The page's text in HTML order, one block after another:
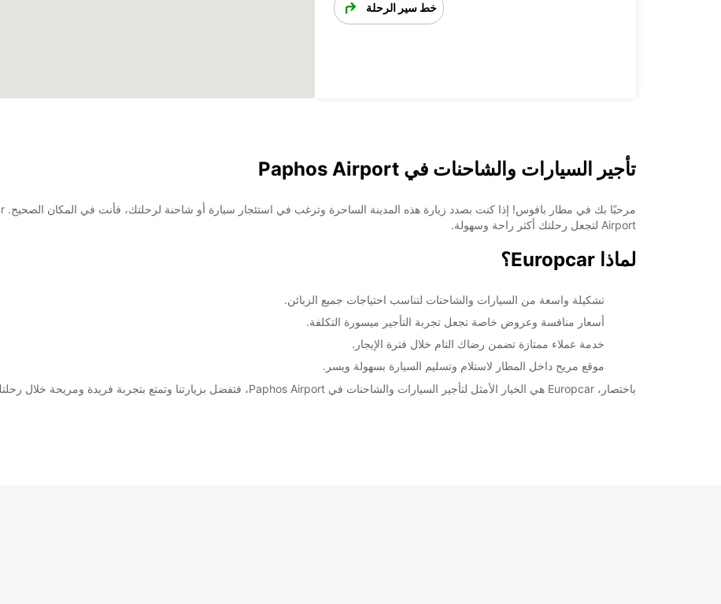
خط سير الرحلة
تأجير السيارات والشاحنات في Paphos Airport
Airport لتجعل رحلتك أكثر راحة وسهولة.
لماذا Europcar؟
تشكيلة واسعة من السيارات والشاحنات لتناسب احتياجات جميع الزبائن.
أسعار منافسة وعروض خاصة تجعل تجربة التأجير ميسورة التكلفة.
خدمة عملاء ممتازة تضمن رضاك التام خلال فترة الإيجار.
موقع مريح داخل المطار لاستلام وتسليم السيارة بسهولة ويسر.
باختصار، Europcar هي الخيار الأمثل لتأجير السيارات والشاحنات في Paphos Airport، فتفضل بزيارتنا وتمتع بتجربة فريدة ومريحة خلال رحلتك.